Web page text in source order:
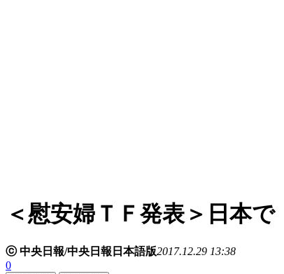
＜慰安婦ＴＦ発表＞日本
ⓒ 中央日報/中央日報日本語版2017.12.29 13:38
0